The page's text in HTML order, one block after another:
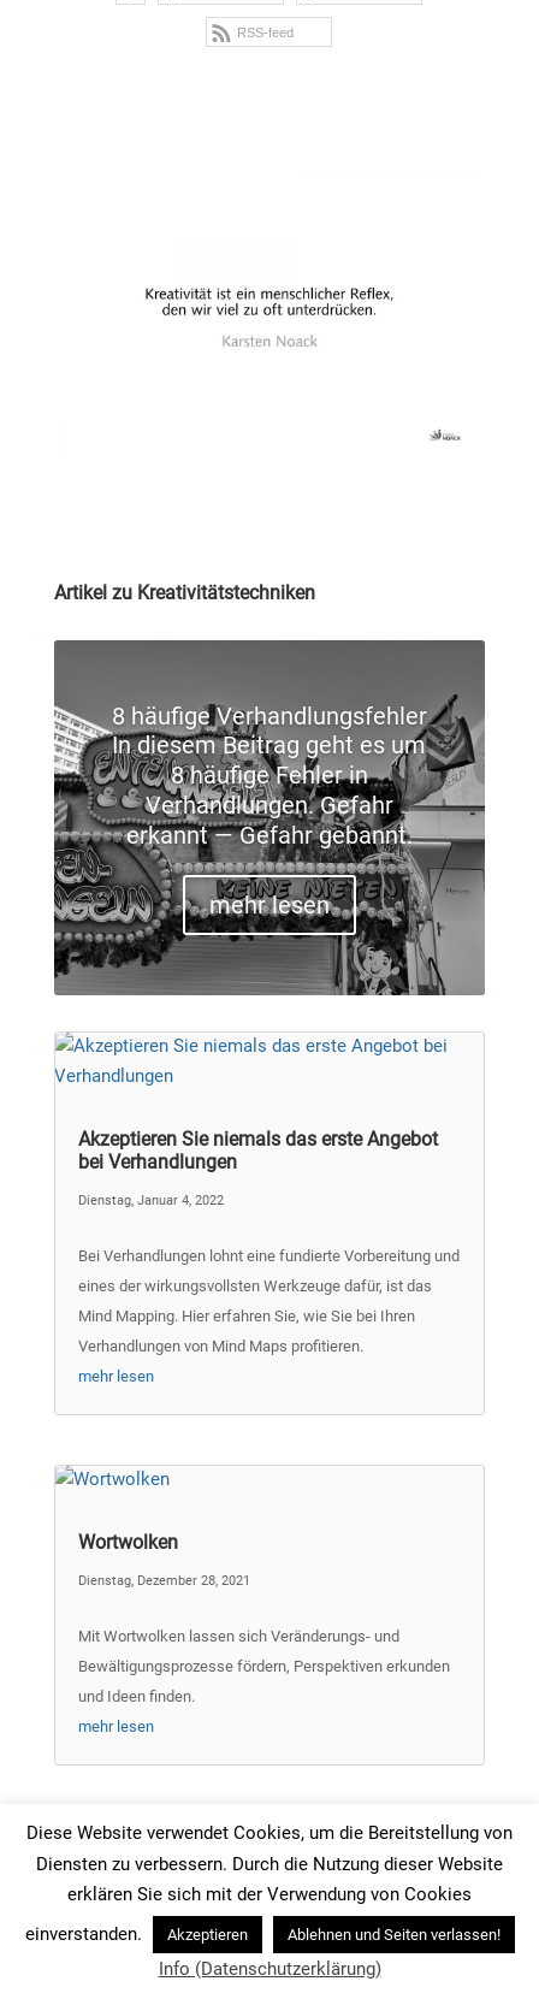
RSS-feed
Artikel zu Kreativitätstechniken
8 häufige Verhandlungsfehler
In diesem Beitrag geht es um
8 häufige Fehler in
Verhandlungen. Gefahr
erkannt — Gefahr gebannt.
mehr lesen
Akzeptieren Sie niemals das erste Angebot
bei Verhandlungen
Dienstag, Januar 4, 2022
Bei Verhandlungen lohnt eine fundierte Vorbereitung und
eines der wirkungsvollsten Werkzeuge dafür, ist das
Mind Mapping. Hier erfahren Sie, wie Sie bei Ihren
Verhandlungen von Mind Maps profitieren.
mehr lesen
Wortwolken
Dienstag, Dezember 28, 2021
Mit Wortwolken lassen sich Veränderungs- und
Bewältigungsprozesse fördern, Perspektiven erkunden
und Ideen finden.
mehr lesen
24+ Problemlösemethoden
Mittwoch, Januar 1, 2020
Diese Website verwendet Cookies, um die Bereitstellung von
Diensten zu verbessern. Durch die Nutzung dieser Website
erklären Sie sich mit der Verwendung von Cookies
einverstanden.
Akzeptieren Ablehnen und Seiten verlassen!
Info (Datenschutzerklärung)